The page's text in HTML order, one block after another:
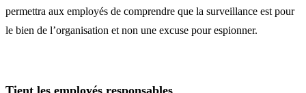
permettra aux employés de comprendre que la surveillance est pour
le bien de l’organisation et non une excuse pour espionner.